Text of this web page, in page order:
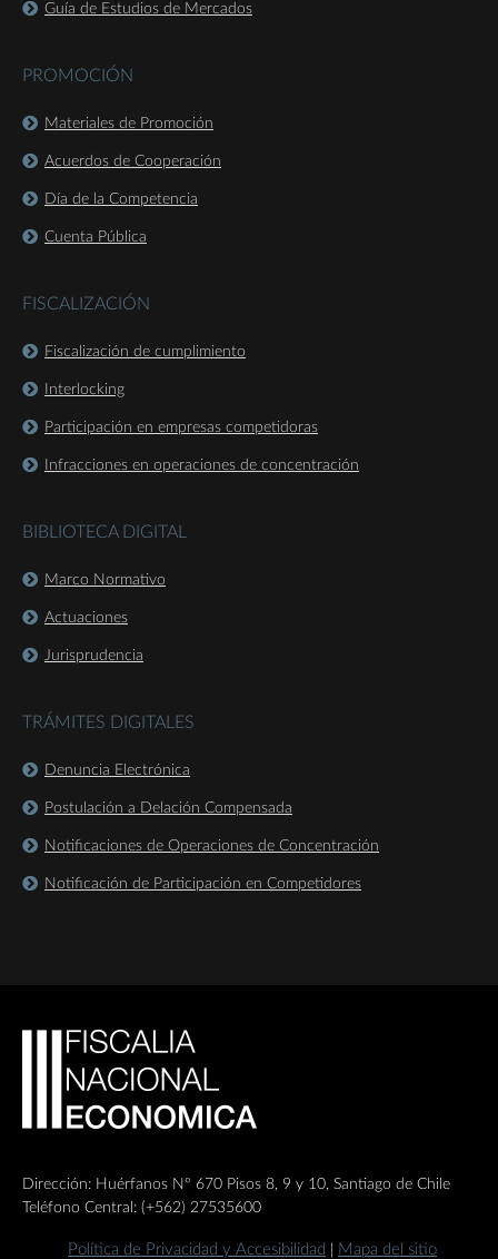
Guía de Estudios de Mercados
PROMOCIÓN
Materiales de Promoción
Acuerdos de Cooperación
Día de la Competencia
Cuenta Pública
FISCALIZACIÓN
Fiscalización de cumplimiento
Interlocking
Participación en empresas competidoras
Infracciones en operaciones de concentración
BIBLIOTECA DIGITAL
Marco Normativo
Actuaciones
Jurisprudencia
TRÁMITES DIGITALES
Denuncia Electrónica
Postulación a Delación Compensada
Notificaciones de Operaciones de Concentración
Notificación de Participación en Competidores
Dirección: Huérfanos Nº 670 Pisos 8, 9 y 10, Santiago de Chile
Teléfono Central: (+562) 27535600
Política de Privacidad y Accesibilidad Mapa del sitio